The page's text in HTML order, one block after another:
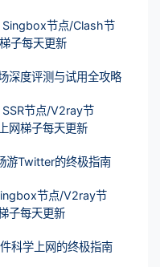
节点/Clash节
子每天更新
深度评测与试用全攻略
节点/V2ray节
网梯子每天更新
游Twitter的终极指南
节点/V2ray节
子每天更新
科学上网的终极指南